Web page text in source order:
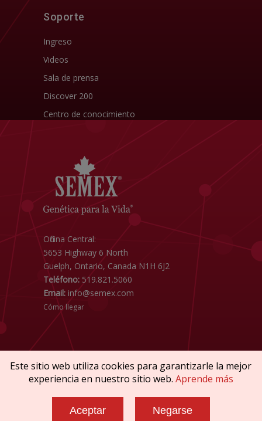
Soporte
Ingreso
Videos
Sala de prensa
Discover 200
Centro de conocimiento
Oficina Central:
5653 Highway 6 North
Guelph, Ontario, Canada N1H 6J2
Teléfono: 519.821.5060
Email: info@semex.com
Cómo llegar
Copyright © 2026 SEMEX. Todos los derechos
Reglamentos & Conformidad
Este sitio web utiliza cookies para garantizarle la mejor
experiencia en nuestro sitio web. Aprende más
Aceptar Negarse